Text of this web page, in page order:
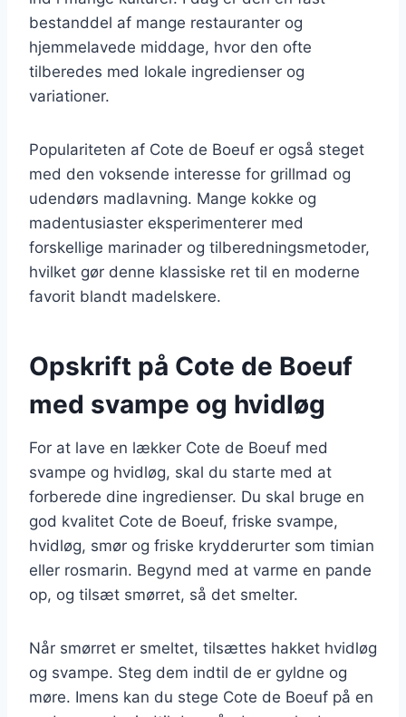
bestanddel af mange restauranter og
hjemmelavede middage, hvor den ofte
tilberedes med lokale ingredienser og
variationer.
Populariteten af Cote de Boeuf er også steget
med den voksende interesse for grillmad og
udendørs madlavning. Mange kokke og
madentusiaster eksperimenterer med
forskellige marinader og tilberedningsmetoder,
hvilket gør denne klassiske ret til en moderne
favorit blandt madelskere.
Opskrift på Cote de Boeuf
med svampe og hvidløg
For at lave en lækker Cote de Boeuf med
svampe og hvidløg, skal du starte med at
forberede dine ingredienser. Du skal bruge en
god kvalitet Cote de Boeuf, friske svampe,
hvidløg, smør og friske krydderurter som timian
eller rosmarin. Begynd med at varme en pande
op, og tilsæt smørret, så det smelter.
Når smørret er smeltet, tilsættes hakket hvidløg
og svampe. Steg dem indtil de er gyldne og
møre. Imens kan du stege Cote de Boeuf på en